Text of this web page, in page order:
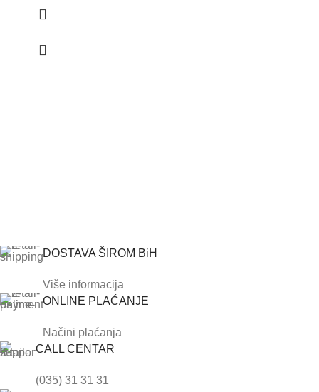
DOSTAVA ŠIROM BiH
Više informacija
ONLINE PLAĆANJE
Načini plaćanja
CALL CENTAR
(035) 31 31 31